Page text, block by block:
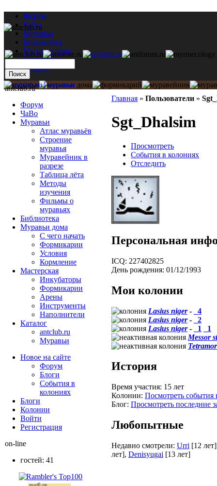
Форум
ЧаВо
Муравьи
Библиотека
Муравьи дома
Мастерская
Каталог
Главная » Пользователи »
Sgt_Dhalsim
Просмотреть
События в колониях
Отследить
Персональная
ICQ: 227402825
День рождения: 01/12/1993
Мои колонии
Lasius niger-
_4
Lasius niger-
_2
Lasius niger- _1
_1
Messor
История
Время участия: 15 лет
Колонии: Посмотреть события
Блог: Просмотреть последние
Любопытные
Недавно смотрели: Urri [12 лет]
лет], Denisyugai [13 лет]
antclub.ru
Форум
ЧаВо
Муравьи
Атлас муравьёв
Строение
муравья
Муравейник в
разрезе
Таблица лёта
Методы
изучения
Фильмы о
муравьях
Библиотека
Муравьи дома
С чего начать
Формикарии
Условия
Кормление
Мастерская
Инкубаторы
Формикарии
Арены
Инструменты
Наполнители
Каталог
antclub.ru
Муравьи
Новое на сайте
Форум
Блоги
События в
колониях
Блоги
Колонии
Войти
Peгиcтpaция
on-line
гостей: 41